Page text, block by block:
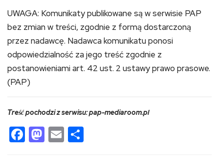
UWAGA: Komunikaty publikowane są w serwisie PAP
bez zmian w treści, zgodnie z formą dostarczoną
przez nadawcę. Nadawca komunikatu ponosi
odpowiedzialność za jego treść zgodnie z
postanowieniami art. 42 ust. 2 ustawy prawo prasowe.
(PAP)
Treść pochodzi z serwisu: pap-mediaroom.pl
Facebook
Mastodon
Email